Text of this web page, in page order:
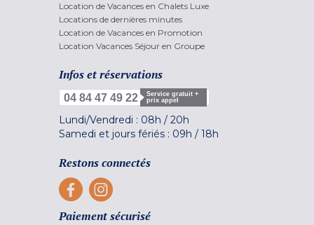
Location de Vacances en Chalets Luxe
Locations de dernières minutes
Location de Vacances en Promotion
Location Vacances Séjour en Groupe
Infos et réservations
04 84 47 49 22
Service gratuit +
prix appel
Lundi/Vendredi : 08h / 20h
Samedi et jours fériés : 09h / 18h
Restons connectés
Paiement sécurisé